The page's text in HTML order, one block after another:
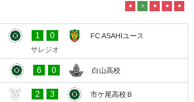
● ○ ● ● ●
1 0
FC ASAHIユース
サレジオ
6 0 白山高校
2 3 市ケ尾高校Ｂ